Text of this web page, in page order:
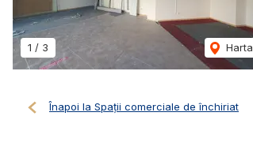
1 / 3 Harta
Înapoi la Spații comerciale de închiriat